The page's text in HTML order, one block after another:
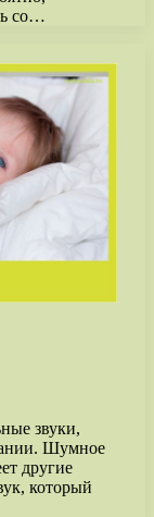
со…
звуки,
Шумное
другие
который